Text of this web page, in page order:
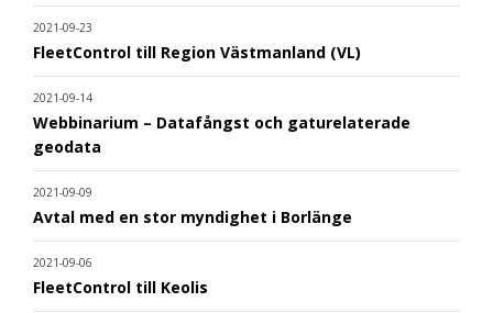
2021-09-23
FleetControl till Region Västmanland (VL)
2021-09-14
Webbinarium – Datafångst och gaturelaterade
geodata
2021-09-09
Avtal med en stor myndighet i Borlänge
2021-09-06
FleetControl till Keolis